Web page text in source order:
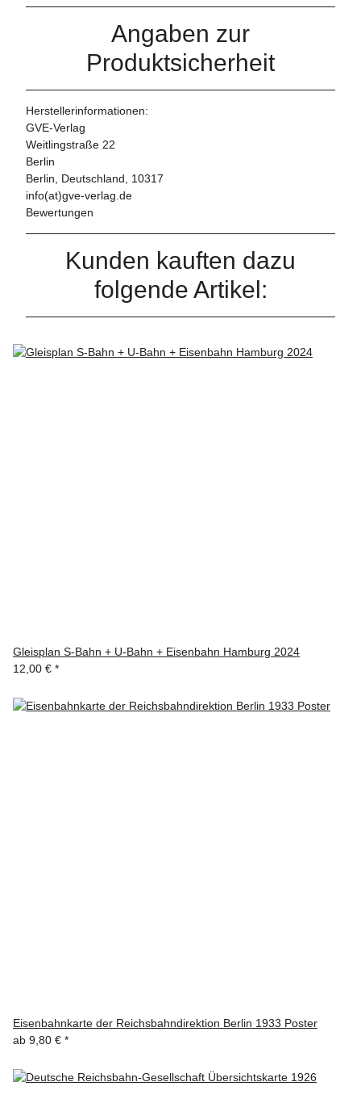
Angaben zur
Produktsicherheit
Herstellerinformationen:
GVE-Verlag
Weitlingstraße 22
Berlin
Berlin, Deutschland, 10317
info(at)gve-verlag.de
Bewertungen
Kunden kauften dazu
folgende Artikel:
Gleisplan S-Bahn + U-Bahn + Eisenbahn Hamburg 2024
12,00 € *
Eisenbahnkarte der Reichsbahndirektion Berlin 1933 Poster
ab 9,80 € *